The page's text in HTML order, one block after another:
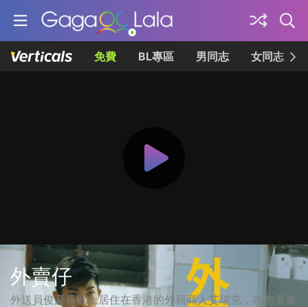
免費 BL專區 男同志 女同志
外賣仔
外送員俊豪喜歡上居住在香港的外籍商人艾瑞克，在地美食